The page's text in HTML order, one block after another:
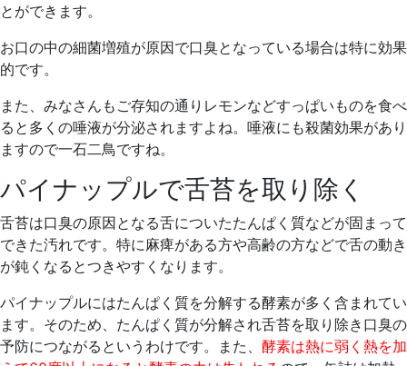
とができます。
お口の中の細菌増殖が原因で口臭となっている場合は特に効果
的です。
また、みなさんもご存知の通りレモンなどすっぱいものを食べ
ると多くの唾液が分泌されますよね。唾液にも殺菌効果があり
ますので一石二鳥ですね。
パイナップルで舌苔を取り除く
舌苔は口臭の原因となる舌についたたんぱく質などが固まって
できた汚れです。特に麻痺がある方や高齢の方などで舌の動き
が鈍くなるとつきやすくなります。
パイナップルにはたんぱく質を分解する酵素が多く含まれてい
ます。そのため、たんぱく質が分解され舌苔を取り除き口臭の
予防につながるというわけです。また、 酵素は熱に弱く熱を加